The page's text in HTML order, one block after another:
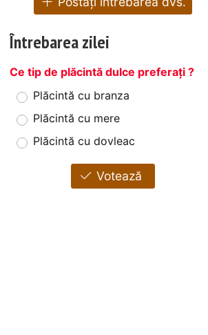
Întrebarea zilei
Ce tip de plăcintă dulce preferați ?
Plăcintă cu branza
Plăcintă cu mere
Plăcintă cu dovleac
Votează